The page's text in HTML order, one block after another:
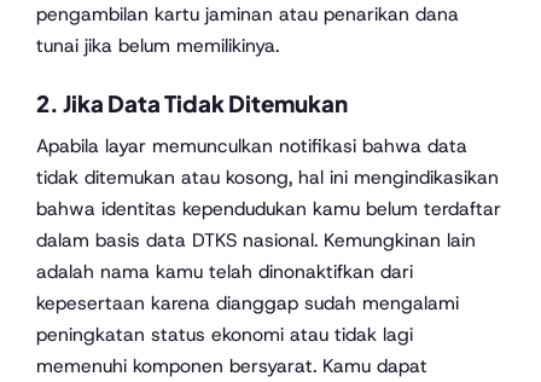
pengambilan kartu jaminan atau penarikan dana
tunai jika belum memilikinya.
2. Jika Data Tidak Ditemukan
Apabila layar memunculkan notifikasi bahwa data
tidak ditemukan atau kosong, hal ini mengindikasikan
bahwa identitas kependudukan kamu belum terdaftar
dalam basis data DTKS nasional. Kemungkinan lain
adalah nama kamu telah dinonaktifkan dari
kepesertaan karena dianggap sudah mengalami
peningkatan status ekonomi atau tidak lagi
memenuhi komponen bersyarat. Kamu dapat